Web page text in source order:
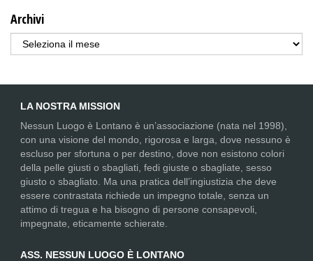
Archivi
Archivi
LA NOSTRA MISSION
Nessun Luogo è Lontano è un’associazione (nata nel 1998),
con una visione del mondo, rigorosa e larga, dove nessuno è
escluso per sfortuna o per destino, dove non esistono colori
della pelle giusti o sbagliati, fedi giuste o sbagliate, sesso
giusto o sbagliato. Ma una pratica dell’ingiustizia che deve
essere contrastata richiede un impegno totale, senza un
attimo di tregua e ha bisogno di persone consapevoli,
impegnate, eticamente schierate.
ASS. NESSUN LUOGO È LONTANO